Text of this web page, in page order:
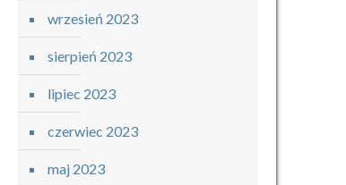
wrzesień 2023
sierpień 2023
lipiec 2023
czerwiec 2023
maj 2023